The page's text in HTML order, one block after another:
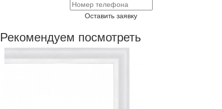
Оставить заявку
Рекомендуем посмотреть